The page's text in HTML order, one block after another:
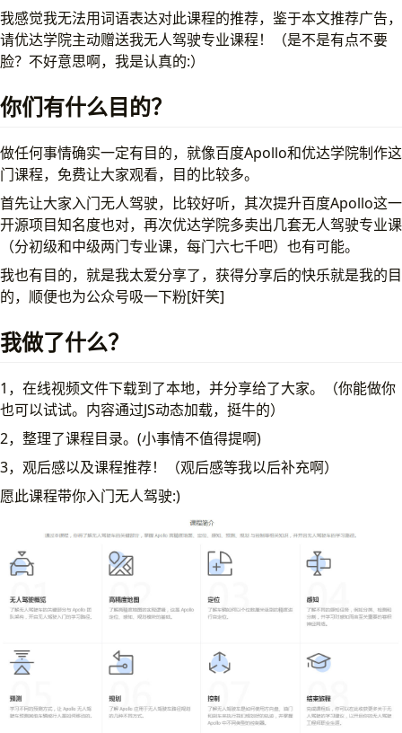
我感觉我无法用词语表达对此课程的推荐，鉴于本文推荐广告，
请优达学院主动赠送我无人驾驶专业课程！（是不是有点不要
脸？不好意思啊，我是认真的:）
你们有什么目的？
做任何事情确实一定有目的，就像百度Apollo和优达学院制作这
门课程，免费让大家观看，目的比较多。
首先让大家入门无人驾驶，比较好听，其次提升百度Apollo这一
开源项目知名度也对，再次优达学院多卖出几套无人驾驶专业课
（分初级和中级两门专业课，每门六七千吧）也有可能。
我也有目的，就是我太爱分享了，获得分享后的快乐就是我的目
的，顺便也为公众号吸一下粉[奸笑]
我做了什么？
1，在线视频文件下载到了本地，并分享给了大家。（你能做你
也可以试试。内容通过JS动态加载，挺牛的）
2，整理了课程目录。(小事情不值得提啊)
3，观后感以及课程推荐！（观后感等我以后补充啊）
愿此课程带你入门无人驾驶:)